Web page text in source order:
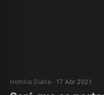
Homilia Diária 17 Abr 2021